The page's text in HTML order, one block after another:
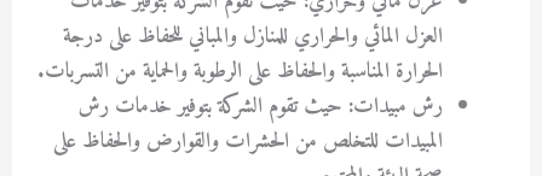
العزل المائي والحراري للمنازل والمباني للحفاظ على درجة
الحرارة المناسبة والحفاظ على الرطوبة والحماية من التسربات.
رش مبيدات: حيث تقوم الشركة بتوفير خدمات رش
المبيدات للتخلص من الحشرات والقوارض والحفاظ على